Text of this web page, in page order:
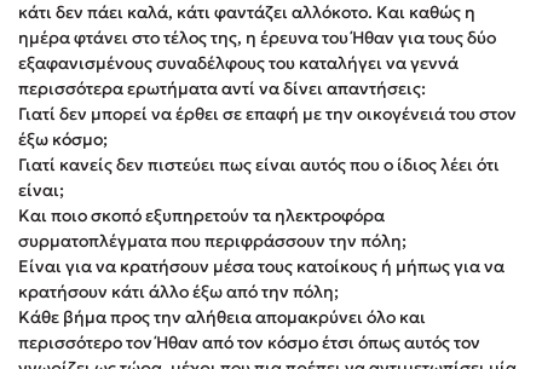
Mimi Matthews
Benzamin Bécue
Rebecca Yarros
Teo Benedetti
Τζένη Κουτσοδημητροπούλου
Emily Henry
Ali Hazelwood
Cori Doerrfeld
Pierdomenico Baccalario
Δανάη Ιμπραχήμ
κάτι δεν πάει καλά, κάτι φαντάζει αλλόκοτο. Και καθώς η
ημέρα φτάνει στο τέλος της, η έρευνα του Ήθαν για τους δύο
εξαφανισμένους συναδέλφους του καταλήγει να γεννά
περισσότερα ερωτήματα αντί να δίνει απαντήσεις:
Γιατί δεν μπορεί να έρθει σε επαφή με την οικογένειά του στον
έξω κόσμο;
Γιατί κανείς δεν πιστεύει πως είναι αυτός που ο ίδιος λέει ότι
είναι;
Και ποιο σκοπό εξυπηρετούν τα ηλεκτροφόρα
συρματοπλέγματα που περιφράσσουν την πόλη;
Είναι για να κρατήσουν μέσα τους κατοίκους ή μήπως για να
κρατήσουν κάτι άλλο έξω από την πόλη;
Κάθε βήμα προς την αλήθεια απομακρύνει όλο και
περισσότερο τον Ήθαν από τον κόσμο έτσι όπως αυτός τον